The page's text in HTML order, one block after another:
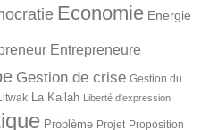
Economie Energie
Entrepreneure
Gestion de crise Gestion du
La Kallah Liberté d'expression
Problème Projet Proposition